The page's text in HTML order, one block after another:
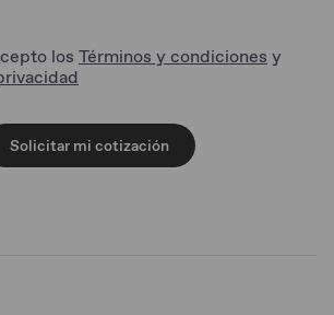
los Términos y condiciones y
Solicitar mi cotización